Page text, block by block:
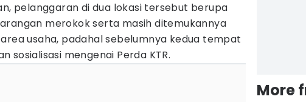
pelanggaran di dua lokasi tersebut berupa
merokok serta masih ditemukannya
usaha, padahal sebelumnya kedua tempat
sosialisasi mengenai Perda KTR.
More